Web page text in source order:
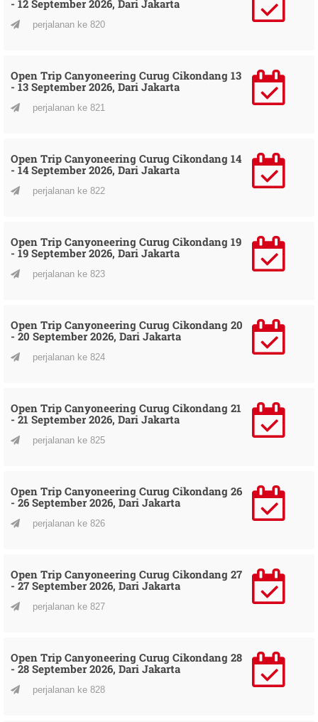
- 12 September 2026, Dari Jakarta
perjalanan ke 820
Open Trip Canyoneering Curug Cikondang 13
- 13 September 2026, Dari Jakarta
perjalanan ke 821
Open Trip Canyoneering Curug Cikondang 14
- 14 September 2026, Dari Jakarta
perjalanan ke 822
Open Trip Canyoneering Curug Cikondang 19
- 19 September 2026, Dari Jakarta
perjalanan ke 823
Open Trip Canyoneering Curug Cikondang 20
- 20 September 2026, Dari Jakarta
perjalanan ke 824
Open Trip Canyoneering Curug Cikondang 21
- 21 September 2026, Dari Jakarta
perjalanan ke 825
Open Trip Canyoneering Curug Cikondang 26
- 26 September 2026, Dari Jakarta
perjalanan ke 826
Open Trip Canyoneering Curug Cikondang 27
- 27 September 2026, Dari Jakarta
perjalanan ke 827
Open Trip Canyoneering Curug Cikondang 28
- 28 September 2026, Dari Jakarta
perjalanan ke 828